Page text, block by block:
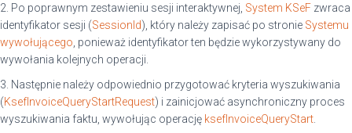
2. Po poprawnym zestawieniu sesji interaktywnej, System KSeF zwraca
identyfikator sesji (SessionId), który należy zapisać po stronie Systemu
wywołującego , ponieważ identyfikator ten będzie wykorzystywany do
wywołania kolejnych operacji.
3. Następnie należy odpowiednio przygotować kryteria wyszukiwania
(KsefInvoiceQueryStartRequest) i zainicjować asynchroniczny proces
wyszukiwania faktu, wywołując operację ksefInvoiceQueryStart